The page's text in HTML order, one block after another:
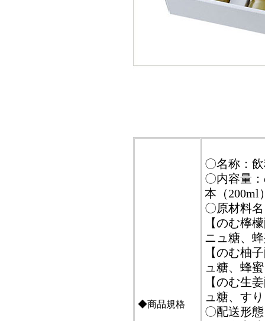
◆商品規格
〇名称：
〇内容量
本（200ml
〇原材料名
【のむ檸
ニュ糖、
【のむ柚
ュ糖、蜂
【のむ生
ュ糖、す
〇配送形